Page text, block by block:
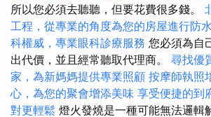
所以您必須去聽聽，但要花費很多錢。
工程，從專業的角度為您的房屋進行防
科權威，專業眼科診療服務 您必須為自
出代價，並且經常聽取代理商。 尋找優
家，為新媽媽提供專業照顧 按摩師執照
心，為您的聚會增添美味 享受便捷的到
對更輕鬆 燈火發燒是一種可能無法邏輯